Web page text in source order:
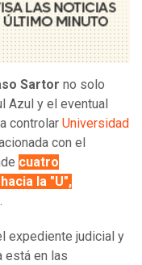
Sartor no solo
Azul y el eventual
controlar Universidad
con el
cuatro
la "U",
expediente judicial y
está en las